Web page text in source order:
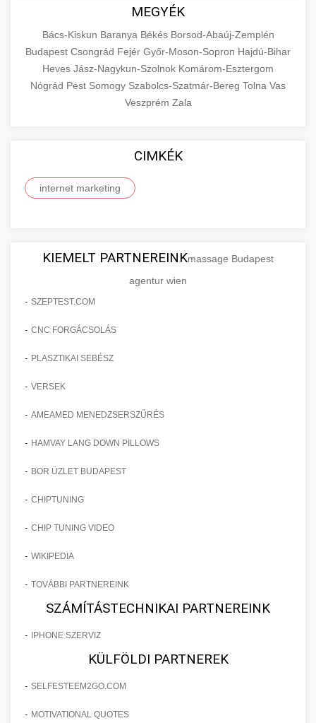
MEGYÉK
Bács-Kiskun Baranya Békés Borsod-Abaúj-Zemplén
Budapest Csongrád Fejér Győr-Moson-Sopron Hajdú-Bihar
Heves Jász-Nagykun-Szolnok Komárom-Esztergom
Nógrád Pest Somogy Szabolcs-Szatmár-Bereg Tolna Vas
Veszprém Zala
CIMKÉK
internet marketing
KIEMELT PARTNEREINKmassage Budapest
agentur wien
- SZEPTEST.COM
- CNC FORGÁCSOLÁS
- PLASZTIKAI SEBÉSZ
- VERSEK
- AMEAMED MENEDZSERSZŰRÉS
- HAMVAY LANG DOWN PILLOWS
- BOR ÜZLET BUDAPEST
- CHIPTUNING
- CHIP TUNING VIDEO
- WIKIPEDIA
- TOVÁBBI PARTNEREINK
SZÁMÍTÁSTECHNIKAI PARTNEREINK
- IPHONE SZERVIZ
KÜLFÖLDI PARTNEREK
- SELFESTEEM2GO.COM
- MOTIVATIONAL QUOTES